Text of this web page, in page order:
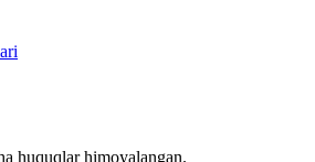
huquqlar himoyalangan.